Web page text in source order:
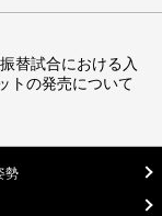
替試合における入
トの発売について
勢